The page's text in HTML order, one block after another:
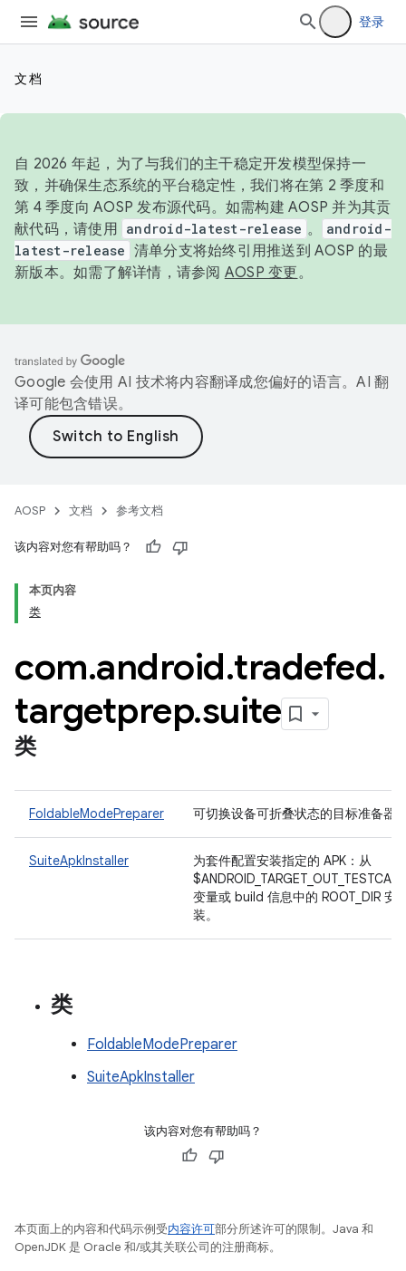
登录
文档
自 2026 年起，为了与我们的主干稳定开发模型保持一
致，并确保生态系统的平台稳定性，我们将在第 2 季度和
第 4 季度向 AOSP 发布源代码。如需构建 AOSP 并为其贡
献代码，请使用 android-latest-release 。
android-
latest-release 清单分支将始终引用推送到 AOSP 的最
新版本。如需了解详情，请参阅 AOSP 变更。
Google 会使用 AI 技术将内容翻译成您偏好的语言。AI 翻
译可能包含错误。
AOSP 文档 参考文档
该内容对您有帮助吗？
本页内容
类
com.android.tradefed.
targetprep.suite
类
FoldableModePreparer 可切换设备可折叠状态的目标准备器
SuiteApkInstaller
为套件配置安装指定的 APK：从
变量或 build 信息中的 ROOT_DIR 安
装。
类
FoldableModePreparer
SuiteApkInstaller
该内容对您有帮助吗？
本页面上的内容和代码示例受内容许可部分所述许可的限制。Java 和
OpenJDK 是 Oracle 和/或其关联公司的注册商标。